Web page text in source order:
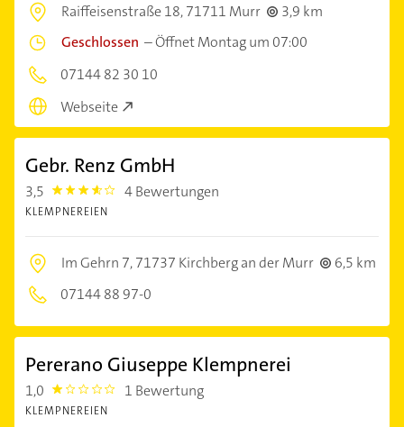
Raiffeisenstraße 18,71711 Murr
3,9 km
Geschlossen –Öffnet Montag um 07:00
07144 82 30 10
Webseite
Gebr. Renz GmbH
3,5 3.5 4 Bewertungen
KLEMPNEREIEN
Im Gehrn 7,71737 Kirchberg an der Murr
6,5 km
07144 88 97-0
Pererano Giuseppe Klempnerei
1,0 1.0 1 Bewertung
KLEMPNEREIEN